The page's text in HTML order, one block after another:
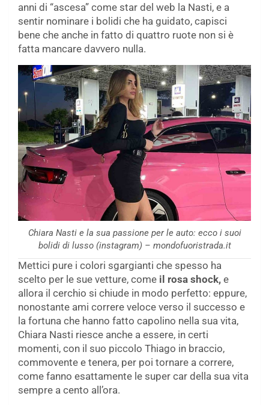
anni di “ascesa” come star del web la Nasti, e a
sentir nominare i bolidi che ha guidato, capisci
bene che anche in fatto di quattro ruote non si è
fatta mancare davvero nulla.
Chiara Nasti e la sua passione per le auto: ecco i suoi
bolidi di lusso (instagram) – mondofuoristrada.it
Mettici pure i colori sgargianti che spesso ha
scelto per le sue vetture, come il rosa shock, e
allora il cerchio si chiude in modo perfetto: eppure,
nonostante ami correre veloce verso il successo e
la fortuna che hanno fatto capolino nella sua vita,
Chiara Nasti riesce anche a essere, in certi
momenti, con il suo piccolo Thiago in braccio,
commovente e tenera, per poi tornare a correre,
come fanno esattamente le super car della sua vita
sempre a cento all’ora.